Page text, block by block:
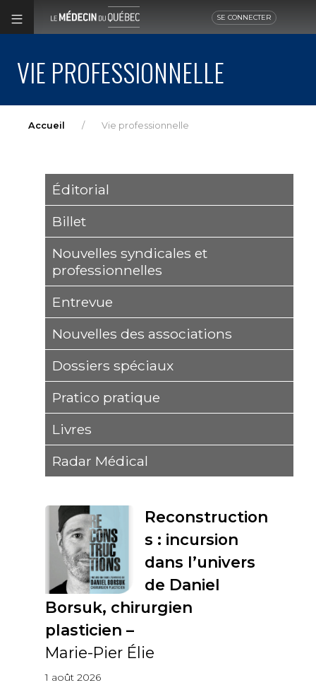
SE CONNECTER
VIE PROFESSIONNELLE
Accueil Vie professionnelle
Éditorial
Billet
Nouvelles syndicales et
professionnelles
Entrevue
Nouvelles des associations
Dossiers spéciaux
Pratico pratique
Livres
Radar Médical
Reconstruction
s : incursion
dans l’univers
de Daniel
Borsuk, chirurgien
plasticien –
Marie-Pier Élie
1 août 2026